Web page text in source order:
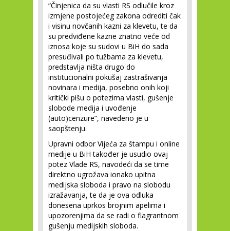
“Činjenica da su vlasti RS odlučile kroz
izmjene postojećeg zakona odrediti čak
i visinu novčanih kazni za klevetu, te da
su predviđene kazne znatno veće od
iznosa koje su sudovi u BiH do sada
presuđivali po tužbama za klevetu,
predstavlja ništa drugo do
institucionalni pokušaj zastrašivanja
novinara i medija, posebno onih koji
kritički pišu o potezima vlasti, gušenje
slobode medija i uvođenje
(auto)cenzure”, navedeno je u
saopštenju.
Upravni odbor Vijeća za štampu i online
medije u BiH također je usudio ovaj
potez Vlade RS, navodeći da se time
direktno ugrožava ionako upitna
medijska sloboda i pravo na slobodu
izražavanja, te da je ova odluka
donesena uprkos brojnim apelima i
upozorenjima da se radi o flagrantnom
gušenju medijskih sloboda.